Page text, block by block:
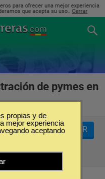
para ofrecer una mejor experiencia
que acepta su uso.. Cerrar
de pymes en
FILTRAR
propias y de
mejor experiencia
aceptando